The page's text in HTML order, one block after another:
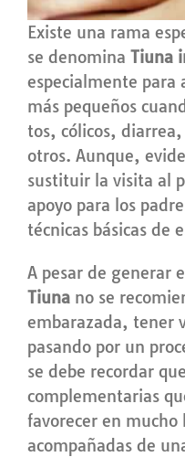
Existe una rama
se denomina Tiuna
especialmente para
más pequeños
tos, cólicos,
otros. Aunque,
sustituir la visita al
apoyo para los
técnicas básicas de
A pesar de generar
Tiuna no se
embarazada, tener
pasando por un
se debe recordar
complementarias
favorecer en
acompañadas de